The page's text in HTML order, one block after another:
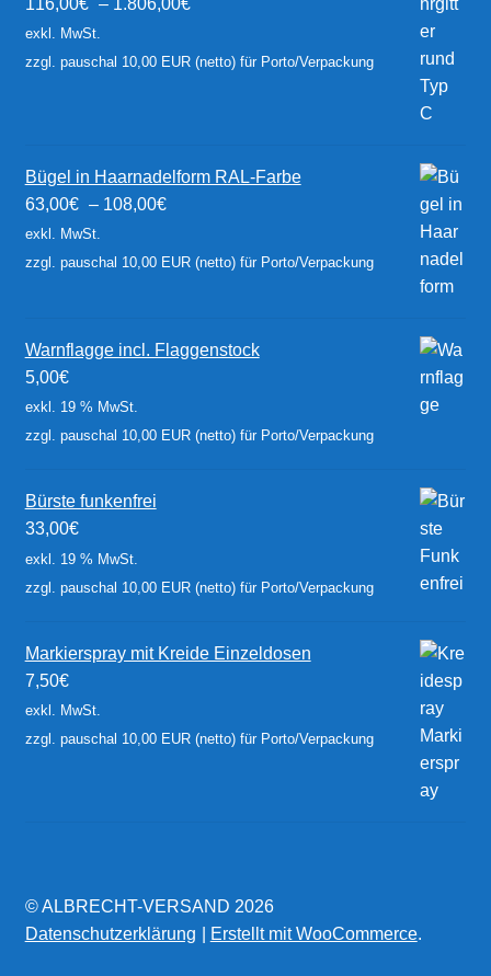
exkl. MwSt.
zzgl. pauschal 10,00 EUR (netto) für Porto/Verpackung
Bügel in Haarnadelform RAL-Farbe
63,00€ – 108,00€
exkl. MwSt.
zzgl. pauschal 10,00 EUR (netto) für Porto/Verpackung
Warnflagge incl. Flaggenstock
5,00€
exkl. 19 % MwSt.
zzgl. pauschal 10,00 EUR (netto) für Porto/Verpackung
Bürste funkenfrei
33,00€
exkl. 19 % MwSt.
zzgl. pauschal 10,00 EUR (netto) für Porto/Verpackung
Markierspray mit Kreide Einzeldosen
7,50€
exkl. MwSt.
zzgl. pauschal 10,00 EUR (netto) für Porto/Verpackung
© ALBRECHT-VERSAND 2026
Datenschutzerklärung
Erstellt mit WooCommerce.